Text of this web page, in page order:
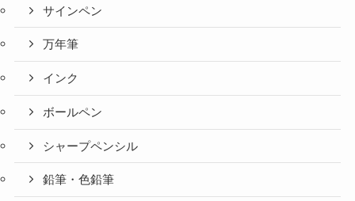
サインペン
万年筆
インク
ボールペン
シャープペンシル
鉛筆・色鉛筆